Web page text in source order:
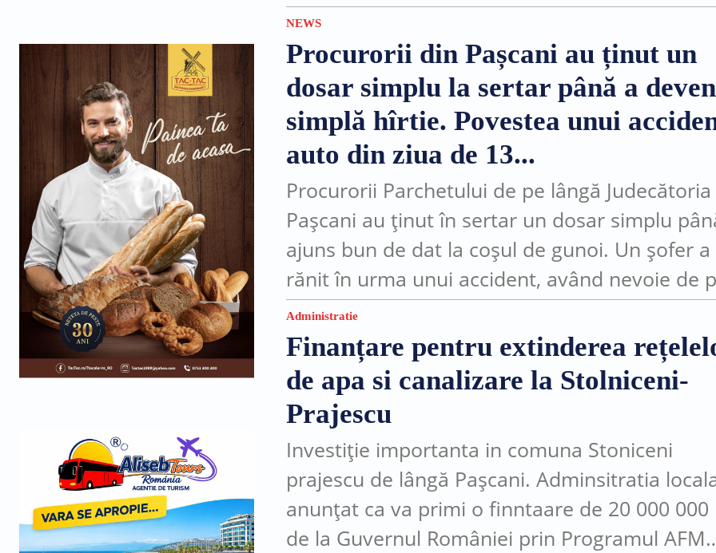
sau în locul în care se află. Măsura este
după...
NEWS
Procurorii din Pașcani au ținut un
dosar simplu la sertar până a
simplă hîrtie. Povestea unui
auto din ziua de 13...
Procurorii Parchetului de pe lângă Judecătoria
Pașcani au ținut în sertar un dosar simplu
ajuns bun de dat la coșul de gunoi. Un șofer
rănit în urma unui accident, având nevoie de
trei luni...
Administratie
Finanțare pentru extinderea
de apa si canalizare la Stolniceni-
Prajescu
Investiție importanta in comuna Stoniceni
prajescu de lângă Pașcani. Adminsitratia
anunțat ca va primi o finntaare de 20 000 000
de la Guvernul României prin Programul AFM